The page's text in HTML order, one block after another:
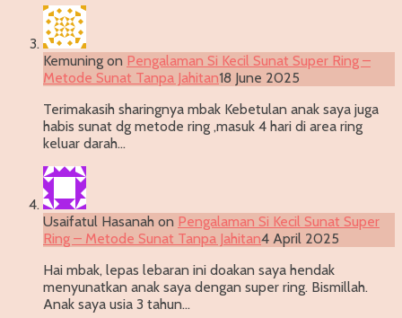
Kemuning on Pengalaman Si Kecil Sunat Super Ring –
Metode Sunat Tanpa Jahitan18 June 2025
Terimakasih sharingnya mbak Kebetulan anak saya juga
habis sunat dg metode ring ,masuk 4 hari di area ring
keluar darah…
Usaifatul Hasanah on Pengalaman Si Kecil Sunat Super
Ring – Metode Sunat Tanpa Jahitan4 April 2025
Hai mbak, lepas lebaran ini doakan saya hendak
menyunatkan anak saya dengan super ring. Bismillah.
Anak saya usia 3 tahun…